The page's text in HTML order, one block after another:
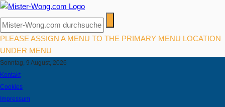
PLEASE ASSIGN A MENU TO THE PRIMARY MENU LOCATION
UNDER MENU
Sonntag, 9 August, 2026
Kontakt
Cookies
Impressum